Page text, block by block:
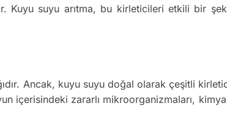
suyu arıtma, bu kirleticileri etkili bir
Ancak, kuyu suyu doğal olarak çeşitli
içerisindeki zararlı mikroorganizmaları,